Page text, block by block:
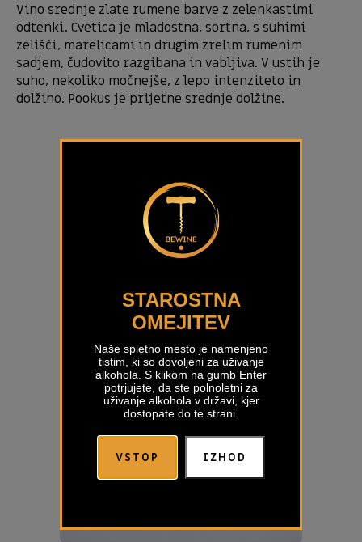
STAROSTNA
OMEJITEV
Naše spletno mesto je namenjeno
tistim, ki so dovoljeni za uživanje
alkohola. S klikom na gumb Enter
potrjujete, da ste polnoletni za
uživanje alkohola v državi, kjer
dostopate do te strani.
VSTOP IZHOD
Vino srednje zlate rumene barve z zelenkastimi
odtenki. Cvetica je mladostna, sortna, s suhimi
zelišči, marelicami in drugim zrelim rumenim
sadjem, čudovito razgibana in vabljiva. V ustih je
suho, nekoliko močnejše, z lepo intenziteto in
dolžino. Pookus je prijetne srednje dolžine.